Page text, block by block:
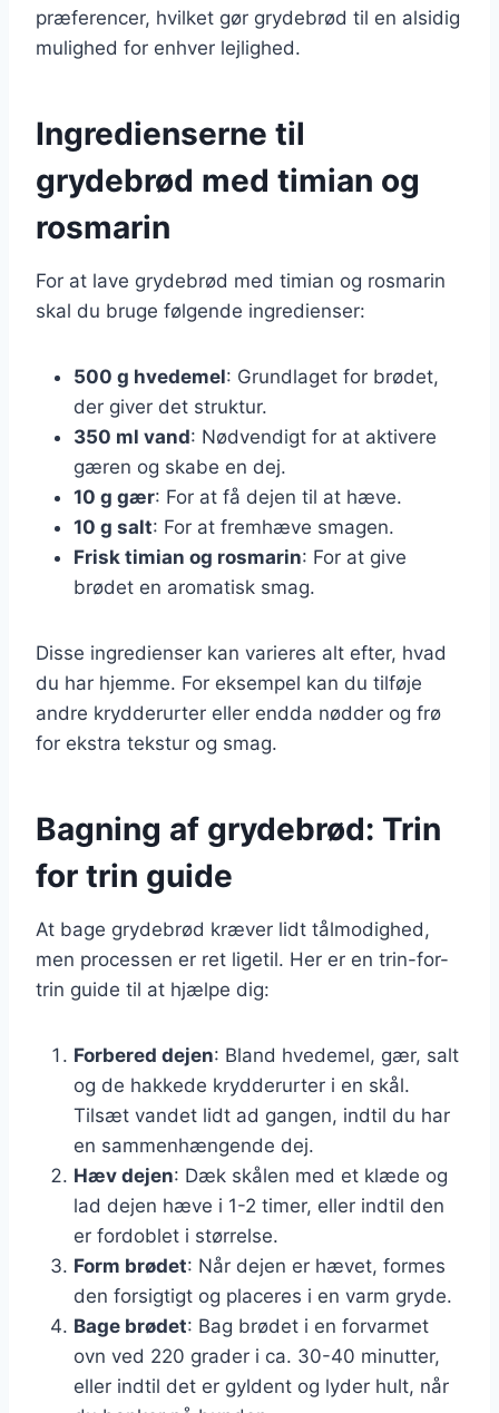
præferencer, hvilket gør grydebrød til en alsidig
mulighed for enhver lejlighed.
Ingredienserne til
grydebrød med timian og
rosmarin
For at lave grydebrød med timian og rosmarin
skal du bruge følgende ingredienser:
500 g hvedemel: Grundlaget for brødet,
der giver det struktur.
350 ml vand: Nødvendigt for at aktivere
gæren og skabe en dej.
10 g gær: For at få dejen til at hæve.
10 g salt: For at fremhæve smagen.
Frisk timian og rosmarin: For at give
brødet en aromatisk smag.
Disse ingredienser kan varieres alt efter, hvad
du har hjemme. For eksempel kan du tilføje
andre krydderurter eller endda nødder og frø
for ekstra tekstur og smag.
Bagning af grydebrød: Trin
for trin guide
At bage grydebrød kræver lidt tålmodighed,
men processen er ret ligetil. Her er en trin-for-
trin guide til at hjælpe dig:
Forbered dejen: Bland hvedemel, gær, salt
og de hakkede krydderurter i en skål.
Tilsæt vandet lidt ad gangen, indtil du har
en sammenhængende dej.
Hæv dejen: Dæk skålen med et klæde og
lad dejen hæve i 1-2 timer, eller indtil den
er fordoblet i størrelse.
Form brødet: Når dejen er hævet, formes
den forsigtigt og placeres i en varm gryde.
Bage brødet: Bag brødet i en forvarmet
ovn ved 220 grader i ca. 30-40 minutter,
eller indtil det er gyldent og lyder hult, når